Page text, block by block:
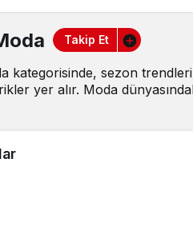
Takip Et
kategorisinde, sezon
yer alır. Moda